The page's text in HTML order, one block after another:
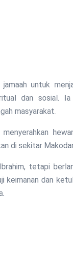
untuk
dan sosial. Ia
masyarakat.
di sekitar
tetapi
keimanan dan